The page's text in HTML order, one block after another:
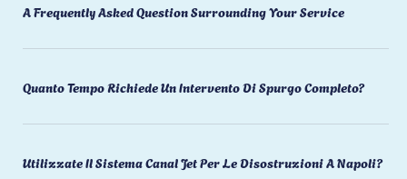
A Frequently Asked Question Surrounding Your Service
Quanto Tempo Richiede Un Intervento Di Spurgo Completo?
Utilizzate Il Sistema Canal Jet Per Le Disostruzioni A Napoli?